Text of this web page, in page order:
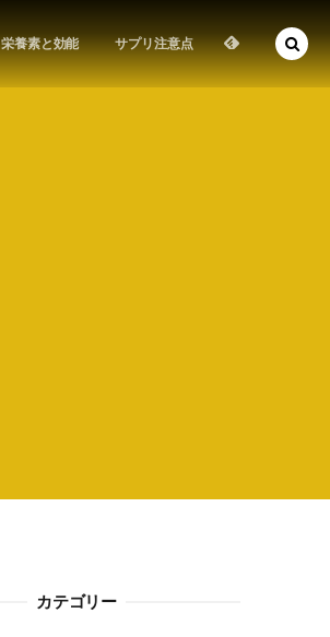
栄養素と効能 サプリ注意点
カテゴリー